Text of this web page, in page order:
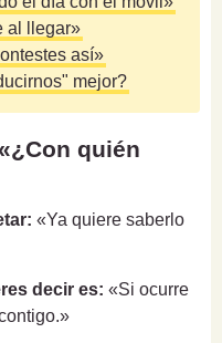
al llegar»
así»
mejor?
quién
«Ya quiere saberlo
decir es: «Si ocurre